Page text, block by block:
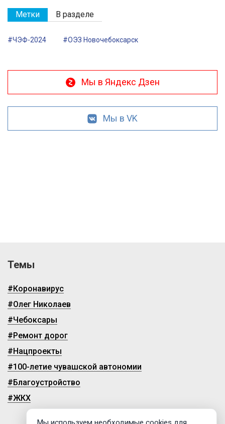
Метки В разделе
#ЧЭФ-2024 #ОЭЗ Новочебоксарск
Мы в Яндекс Дзен
Мы в VK
Темы
#Коронавирус
#Олег Николаев
#Чебоксары
#Ремонт дорог
#Нацпроекты
#100-летие чувашской автономии
#Благоустройство
#ЖКХ